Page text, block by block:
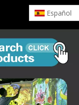
Español